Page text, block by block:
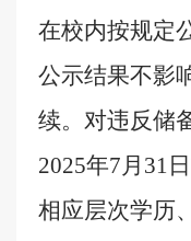
在校内按规定
公示结果不影
续。对违反储
2025年7月 31
相应层次学历